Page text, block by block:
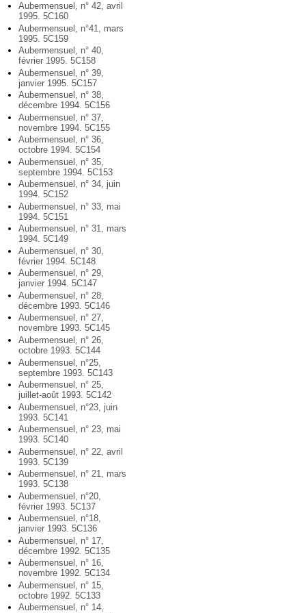
Aubermensuel, n° 42, avril
1995. 5C160
Aubermensuel, n°41, mars
1995. 5C159
Aubermensuel, n° 40,
février 1995. 5C158
Aubermensuel, n° 39,
janvier 1995. 5C157
Aubermensuel, n° 38,
décembre 1994. 5C156
Aubermensuel, n° 37,
novembre 1994. 5C155
Aubermensuel, n° 36,
octobre 1994. 5C154
Aubermensuel, n° 35,
septembre 1994. 5C153
Aubermensuel, n° 34, juin
1994. 5C152
Aubermensuel, n° 33, mai
1994. 5C151
Aubermensuel, n° 31, mars
1994. 5C149
Aubermensuel, n° 30,
février 1994. 5C148
Aubermensuel, n° 29,
janvier 1994. 5C147
Aubermensuel, n° 28,
décembre 1993. 5C146
Aubermensuel, n° 27,
novembre 1993. 5C145
Aubermensuel, n° 26,
octobre 1993. 5C144
Aubermensuel, n°25,
septembre 1993. 5C143
Aubermensuel, n° 25,
juillet-août 1993. 5C142
Aubermensuel, n°23, juin
1993. 5C141
Aubermensuel, n° 23, mai
1993. 5C140
Aubermensuel, n° 22, avril
1993. 5C139
Aubermensuel, n° 21, mars
1993. 5C138
Aubermensuel, n°20,
février 1993. 5C137
Aubermensuel, n°18,
janvier 1993. 5C136
Aubermensuel, n° 17,
décembre 1992. 5C135
Aubermensuel, n° 16,
novembre 1992. 5C134
Aubermensuel, n° 15,
octobre 1992. 5C133
Aubermensuel, n° 14,